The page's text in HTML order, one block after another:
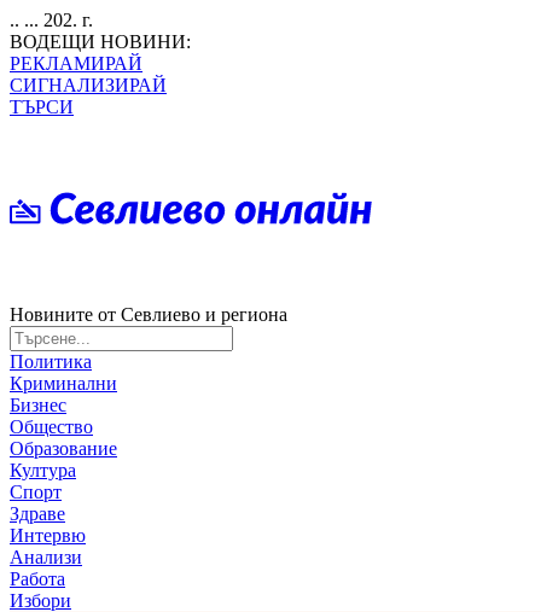
.. ... 202. г.
ВОДЕЩИ НОВИНИ:
РЕКЛАМИРАЙ
СИГНАЛИЗИРАЙ
ТЪРСИ
Новините от Севлиево и региона
Политика
Криминални
Бизнес
Общество
Образование
Култура
Спорт
Здраве
Интервю
Анализи
Работа
Избори